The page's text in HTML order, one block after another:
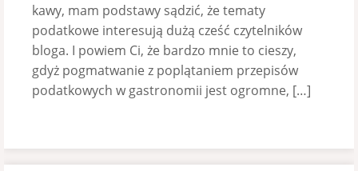
kawy, mam podstawy sądzić, że tematy
podatkowe interesują dużą cześć czytelników
bloga. I powiem Ci, że bardzo mnie to cieszy,
gdyż pogmatwanie z poplątaniem przepisów
podatkowych w gastronomii jest ogromne, […]